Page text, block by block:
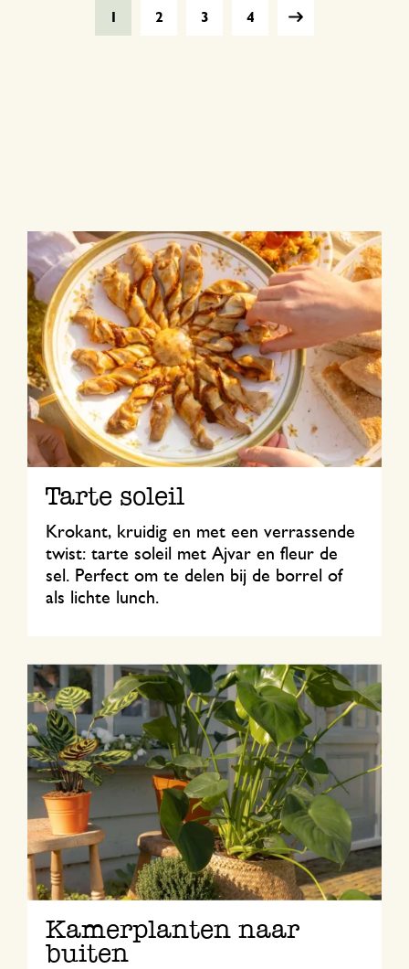
2 3 4
Tarte soleil
Krokant, kruidig en met een verrassende
twist: tarte soleil met Ajvar en fleur de
sel. Perfect om te delen bij de borrel of
als lichte lunch.
Kamerplanten naar
buiten